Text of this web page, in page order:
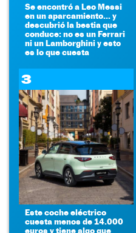
Se encontró a Leo Messi
en un aparcamiento... y
descubrió la bestia que
conduce: no es un Ferrari
ni un Lamborghini y esto
es lo que cuesta
3
Este coche eléctrico
cuesta menos de 14.000
euros y tiene algo que